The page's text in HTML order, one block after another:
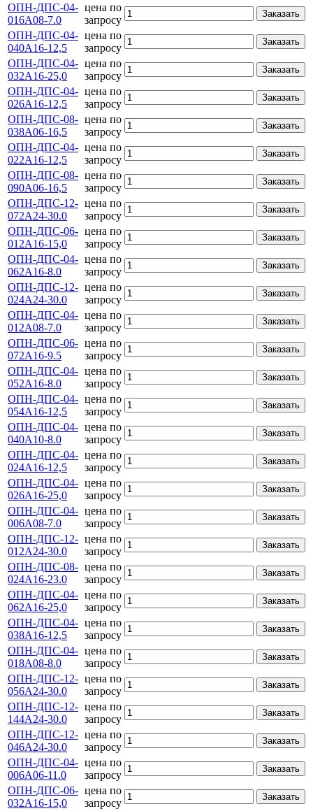
ОПН-ДПС-04-
016А08-7.0
цена по
запросу
Заказать
ОПН-ДПС-04-
040А16-12,5
цена по
запросу
Заказать
ОПН-ДПС-04-
032А16-25,0
цена по
запросу
Заказать
ОПН-ДПС-04-
026А16-12,5
цена по
запросу
Заказать
ОПН-ДПС-08-
038А06-16,5
цена по
запросу
Заказать
ОПН-ДПС-04-
022А16-12,5
цена по
запросу
Заказать
ОПН-ДПС-08-
090А06-16,5
цена по
запросу
Заказать
ОПН-ДПС-12-
072А24-30.0
цена по
запросу
Заказать
ОПН-ДПС-06-
012А16-15,0
цена по
запросу
Заказать
ОПН-ДПС-04-
062А16-8.0
цена по
запросу
Заказать
ОПН-ДПС-12-
024А24-30.0
цена по
запросу
Заказать
ОПН-ДПС-04-
012А08-7.0
цена по
запросу
Заказать
ОПН-ДПС-06-
072А16-9.5
цена по
запросу
Заказать
ОПН-ДПС-04-
052А16-8.0
цена по
запросу
Заказать
ОПН-ДПС-04-
054А16-12,5
цена по
запросу
Заказать
ОПН-ДПС-04-
040А10-8.0
цена по
запросу
Заказать
ОПН-ДПС-04-
024А16-12,5
цена по
запросу
Заказать
ОПН-ДПС-04-
026А16-25,0
цена по
запросу
Заказать
ОПН-ДПС-04-
006А08-7.0
цена по
запросу
Заказать
ОПН-ДПС-12-
012А24-30.0
цена по
запросу
Заказать
ОПН-ДПС-08-
024А16-23.0
цена по
запросу
Заказать
ОПН-ДПС-04-
062А16-25,0
цена по
запросу
Заказать
ОПН-ДПС-04-
038А16-12,5
цена по
запросу
Заказать
ОПН-ДПС-04-
018А08-8.0
цена по
запросу
Заказать
ОПН-ДПС-12-
056А24-30.0
цена по
запросу
Заказать
ОПН-ДПС-12-
144А24-30.0
цена по
запросу
Заказать
ОПН-ДПС-12-
046А24-30.0
цена по
запросу
Заказать
ОПН-ДПС-04-
006А06-11.0
цена по
запросу
Заказать
ОПН-ДПС-06-
032А16-15,0
цена по
запросу
Заказать